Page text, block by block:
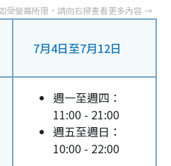
7月4日至7月12日
週一至週四：
11:00 - 21:00
週五至週日：
10:00 - 22:00